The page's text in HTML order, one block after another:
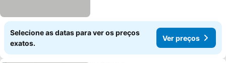
Selecione as datas para ver os preços
exatos.
Ver preços